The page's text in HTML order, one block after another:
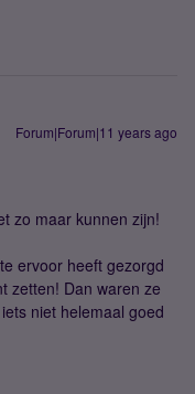
Forum|Forum|11 years ago
zo maar kunnen zijn!
ervoor heeft gezorgd
zetten! Dan waren ze
niet helemaal goed